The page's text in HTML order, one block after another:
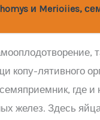
и Merioiies,
лятивного
где
желез. Здесь